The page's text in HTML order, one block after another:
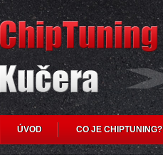
ÚVOD CO JE CHIPTUNING?